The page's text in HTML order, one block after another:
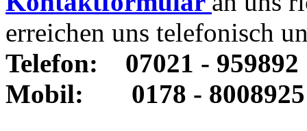
erreichen uns telefonisch
Telefon: 07021 - 959892
Mobil: 0178 - 8008925